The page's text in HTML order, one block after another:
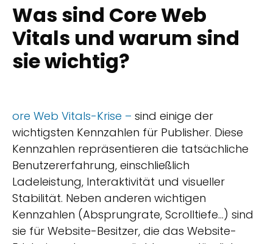
Was sind Core Web
Vitals und warum sind
sie wichtig?
ore Web Vitals-Krise – sind einige der
wichtigsten Kennzahlen für Publisher. Diese
Kennzahlen repräsentieren die tatsächliche
Benutzererfahrung, einschließlich
Ladeleistung, Interaktivität und visueller
Stabilität. Neben anderen wichtigen
Kennzahlen (Absprungrate, Scrolltiefe...) sind
sie für Website-Besitzer, die das Website-